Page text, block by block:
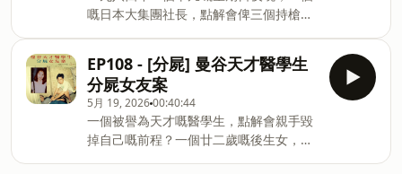
Telegram @mysticislandjc🌳
https://linktr.ee/mysticislandjc
最令人心寒嘅問題係：佢最後到底有冇事
呢？就等我哋返到去1978年嘅英格蘭禾寧
頓，重溫呢一單充滿謎團嘅「銀人目擊事
件」。感謝大家支持。You may support
the channel with a coffee :)☕
https://buymeacoffee.com/mysticislandjc
你嘅奇情故：
https://forms.gle/54924zaUXzquBbsg8
嘅日本大集團社長，點解會俾三個持槍嘅
全裸咁俾人擄走？而最奇怪嘅係，當呢個
社長奇蹟生還之後，點解呢班匪徒竟然搖
身一變，成為咗挑戰成個日本警察、甚至
玩弄全日本國民嘅「劇場型犯罪」天才嘅
呢？就等我哋返到去1984年3月18號，日
本兵庫縣西宮市，重溫呢一單至今仍未破
解、令日本警察顏面盡失嘅——日本怪人
EP108 - [分屍] 曼谷天才醫學生
分屍女友案
5月 19, 202600:40:44
一個被譽為天才嘅醫學生，點解會親手毀
掉自己嘅前程？一個廿二歲嘅後生女，到